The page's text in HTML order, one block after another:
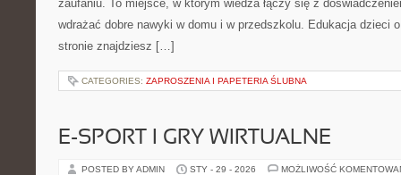
zaufaniu. To miejsce, w którym wiedza łączy się z
wdrażać dobre nawyki w domu i w przedszkolu. Edukacja dzieci
stronie znajdziesz […]
CATEGORIES: ZAPROSZENIA I PAPETERIA ŚLUBNA
E-SPORT I GRY WIRTUALNE
POSTED BY ADMIN STY - 29 - 2026 MOŻLIWOŚĆ